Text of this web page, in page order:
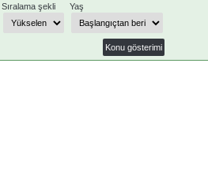
Sıralama şekli Yaş